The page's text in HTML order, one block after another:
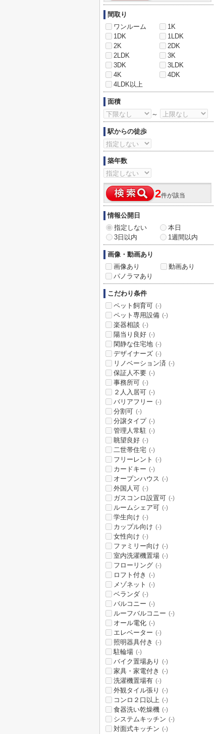
間取り
ワンルーム
1K
1DK
1LDK
2K
2DK
2LDK
3K
3DK
3LDK
4K
4DK
4LDK以上
面積
～
駅からの徒歩
築年数
2件が該当
情報公開日
指定しない
本日
3日以内
1週間以内
画像・動画あり
画像あり
動画あり
パノラマあり
こだわり条件
ペット飼育可 (-)
ペット専用設備 (-)
楽器相談 (-)
陽当り良好 (-)
閑静な住宅地 (-)
デザイナーズ (-)
リノベーション済 (-)
保証人不要 (-)
事務所可 (-)
２人入居可 (-)
バリアフリー (-)
分割可 (-)
分譲タイプ (-)
管理人常駐 (-)
眺望良好 (-)
二世帯住宅 (-)
フリーレント (-)
カードキー (-)
オープンハウス (-)
外国人可 (-)
ガスコンロ設置可 (-)
ルームシェア可 (-)
学生向け (-)
カップル向け (-)
女性向け (-)
ファミリー向け (-)
室内洗濯機置場 (-)
フローリング (-)
ロフト付き (-)
メゾネット (-)
ベランダ (-)
バルコニー (-)
ルーフバルコニー (-)
オール電化 (-)
エレベーター (-)
照明器具付き (-)
駐輪場 (-)
バイク置場あり (-)
家具・家電付き (-)
洗濯機置場有 (-)
外観タイル張り (-)
コンロ２口以上 (-)
食器洗い乾燥機 (-)
システムキッチン (-)
対面式キッチン (-)